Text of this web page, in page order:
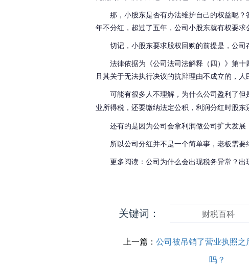
那，小股东是否有办法维护自己的权益呢
年不分红，超过了五年，公司小股东就有权要求
切记，小股东要求股权回购的前提是，公司
法律依据为《公司法司法解释（四）》第
且其关于无法执行决议的抗辩理由不成立的，
可能有很多人不理解，为什么公司盈利了
业所得税，还要缴纳法定公积，利润分红时股东
还有的是因为公司会拿利润做公司扩大发展
所以公司分红并不是一个简单事，老板需要
更多阅读：公司为什么会出现税务异常？出
关键词： 财税百科
上一篇： 公司被吊销了营业执照之
吗？